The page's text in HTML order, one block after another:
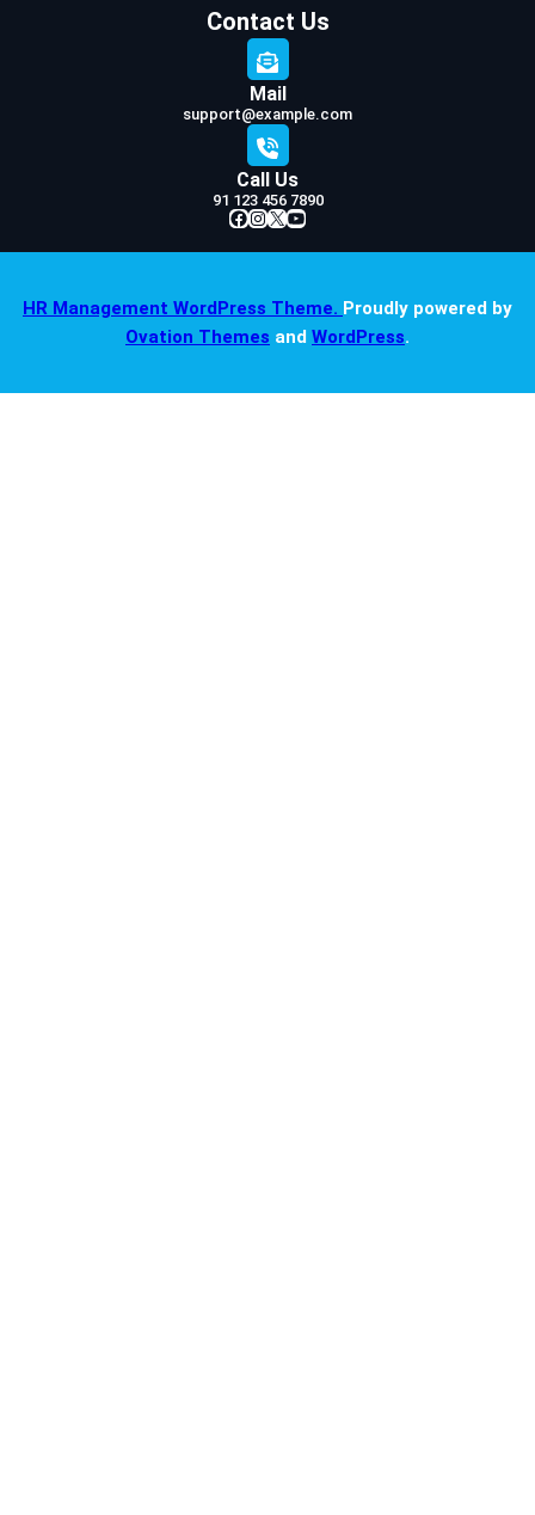
Contact Us
Mail
support@example.com
Call Us
91 123 456 7890
Facebook InstagramX YouTube
HR Management WordPress Theme. Proudly powered by
Ovation Themes and WordPress.